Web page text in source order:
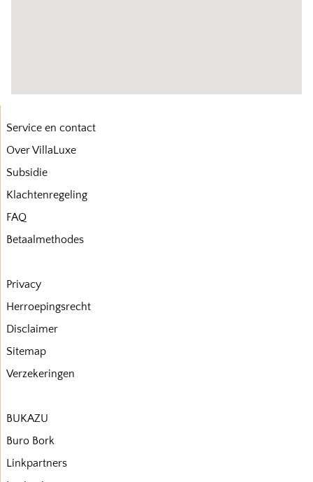
Service en contact
Over VillaLuxe
Subsidie
Klachtenregeling
FAQ
Betaalmethodes
Privacy
Herroepingsrecht
Disclaimer
Sitemap
Verzekeringen
BUKAZU
Buro Bork
Linkpartners